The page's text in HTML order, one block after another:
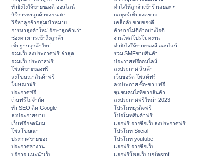
ทํายังไงให้ขายของดี ออนไลน์
วิธีการหาลูกค้าของ sale
วิธีหาลูกค้ากลุ่มเป้าหมาย
การหาลูกค้าใหม่ รักษาลูกค้าเก่า
ช่องทางการเข้าถึงลูกค้า
เพิ่มฐานลูกค้าใหม่
รวมเว็บลงประกาศฟรี ล่าสุด
รวมเว็บประกาศฟรี
โพสต์ขายของฟรี
ลงโฆษณาสินค้าฟรี
โฆษณาฟรี
ประกาศฟรี
เว็บฟรีไม่จำกัด
ทำ SEO ติด Google
ลงประกาศขาย
เว็บฟรียอดนิยม
โพสโฆษณา
ประกาศขายของ
ประกาศหางาน
บริการ แนะนำเว็บ
ทําไงให้ลูกค้าเข้าร้านเยอะ ๆ
กลยุทธ์เพิ่มยอดขาย
เคล็ดลับขายของดี
ค้าขายไม่ดีทำอย่างไรดี
งานโพสโปรโมทงาน
ทํายังไงให้ขายของดี ออนไลน์
รวม SMFขายสินค้า
ประกาศฟรีออนไลน์
ลงประกาศ สินค้า
เว็บบอร์ด โพสต์ฟรี
ลงประกาศ ซื้อ-ขาย ฟรี
ชุมชนคนไอทีขายสินค้า
ลงประกาศฟรีใหม่ๆ 2023
โปรโมทธุรกิจฟรี
โปรโมทสินค้าฟรี
แจกฟรี รายชื่อเว็บลงประกาศฟรี
โปรโมท Social
โปรโมท youtube
แจกฟรี รายชื่อเว็บ
แจกฟรีโพสเว็บบอร์ดsmf